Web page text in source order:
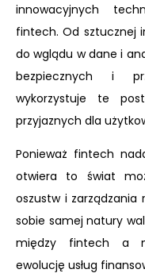
innowacyjnych
fintech. Od sztucznej
do wglądu w dane i
bezpiecznych i
wykorzystuje te
przyjaznych dla
Ponieważ fintech
otwiera to świat
oszustw i zarządzania
sobie samej natury
między fintech a
ewolucję usług